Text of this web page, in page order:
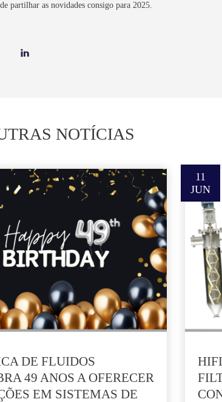
partilhar as novidades consigo para 2025.
NOTÍCIAS
DE FLUIDOS
49 ANOS A OFERECER
EM SISTEMAS DE
11
JUN